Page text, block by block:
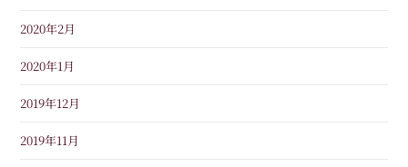
2020年2月
2020年1月
2019年12月
2019年11月